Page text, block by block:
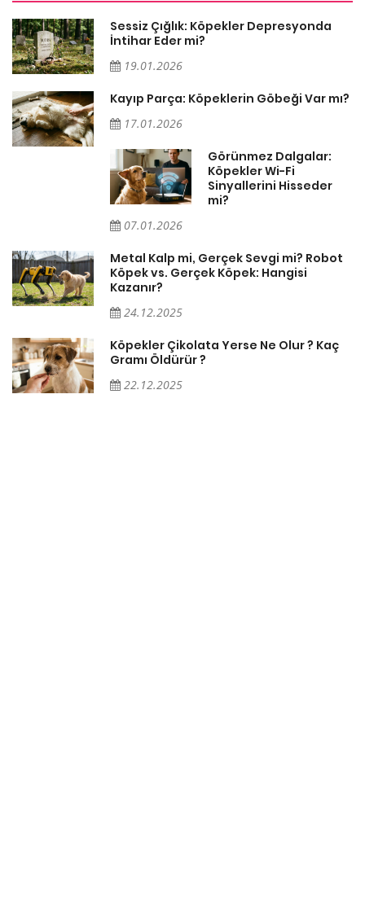
Sessiz Çığlık: Köpekler Depresyonda
İntihar Eder mi?
19.01.2026
Kayıp Parça: Köpeklerin Göbeği Var mı?
17.01.2026
Görünmez Dalgalar:
Köpekler Wi-Fi
Sinyallerini Hisseder
mi?
07.01.2026
Metal Kalp mi, Gerçek Sevgi mi? Robot
Köpek vs. Gerçek Köpek: Hangisi
Kazanır?
24.12.2025
Köpekler Çikolata Yerse Ne Olur ? Kaç
Gramı Öldürür ?
22.12.2025